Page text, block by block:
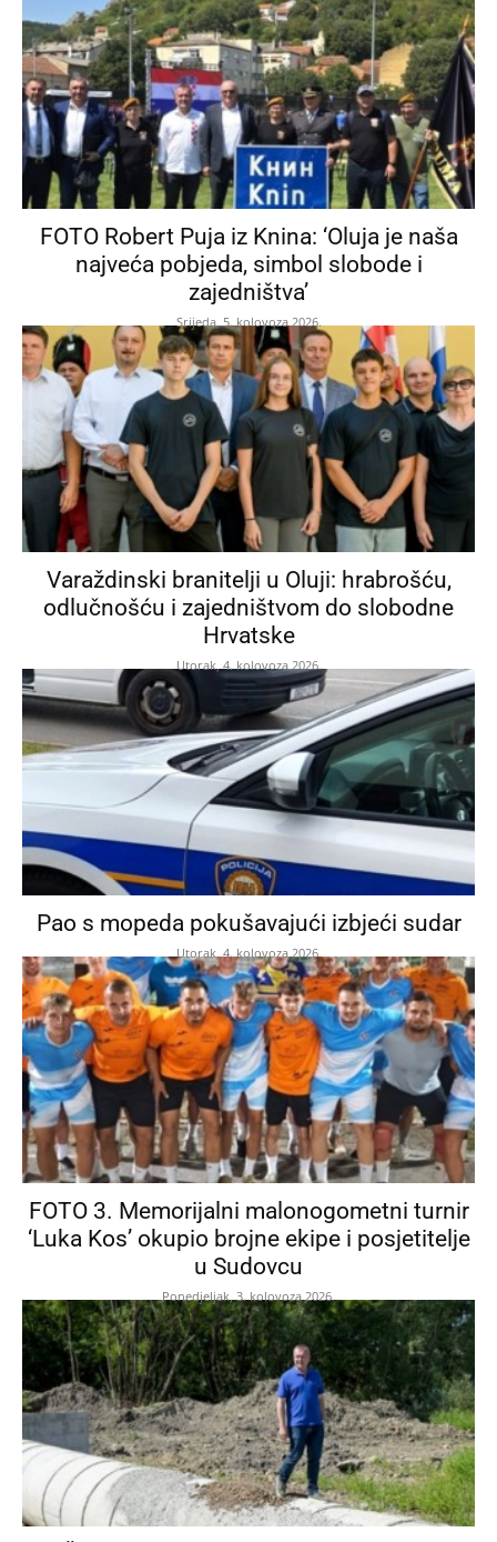
FOTO Robert Puja iz Knina: ‘Oluja je naša
najveća pobjeda, simbol slobode i
zajedništva’
Srijeda, 5. kolovoza 2026.
Varaždinski branitelji u Oluji: hrabrošću,
odlučnošću i zajedništvom do slobodne
Hrvatske
Utorak, 4. kolovoza 2026.
Pao s mopeda pokušavajući izbjeći sudar
Utorak, 4. kolovoza 2026.
FOTO 3. Memorijalni malonogometni turnir
‘Luka Kos’ okupio brojne ekipe i posjetitelje
u Sudovcu
Ponedjeljak, 3. kolovoza 2026.